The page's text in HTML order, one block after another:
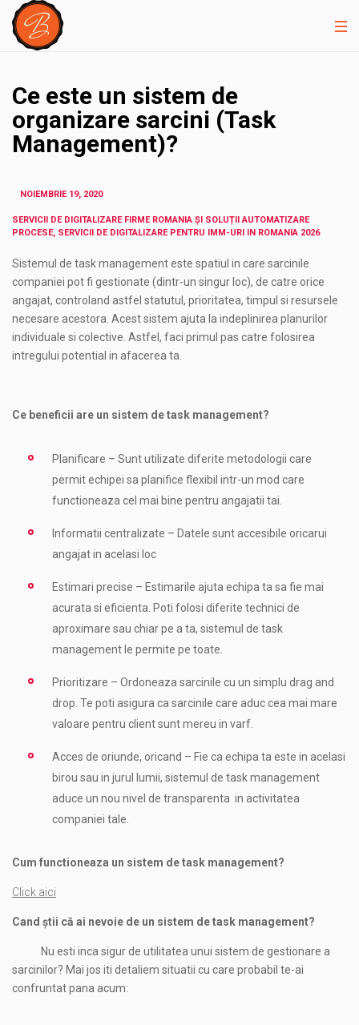
Ce este un sistem de
organizare sarcini (Task
Management)?
NOIEMBRIE 19, 2020
SERVICII DE DIGITALIZARE FIRME ROMANIA ȘI SOLUȚII AUTOMATIZARE
PROCESE, SERVICII DE DIGITALIZARE PENTRU IMM-URI IN ROMANIA 2026
Sistemul de task management este spatiul in care sarcinile
companiei pot fi gestionate (dintr-un singur loc), de catre orice
angajat, controland astfel statutul, prioritatea, timpul si resursele
necesare acestora. Acest sistem ajuta la indeplinirea planurilor
individuale si colective. Astfel, faci primul pas catre folosirea
intregului potential in afacerea ta.
Ce beneficii are un sistem de task management?
Planificare – Sunt utilizate diferite metodologii care
permit echipei sa planifice flexibil intr-un mod care
functioneaza cel mai bine pentru angajatii tai.
Informatii centralizate – Datele sunt accesibile oricarui
angajat in acelasi loc
Estimari precise – Estimarile ajuta echipa ta sa fie mai
acurata si eficienta. Poti folosi diferite technici de
aproximare sau chiar pe a ta, sistemul de task
management le permite pe toate.
Prioritizare – Ordoneaza sarcinile cu un simplu drag and
drop. Te poti asigura ca sarcinile care aduc cea mai mare
valoare pentru client sunt mereu in varf.
Acces de oriunde, oricand – Fie ca echipa ta este in acelasi
birou sau in jurul lumii, sistemul de task management
aduce un nou nivel de transparenta in activitatea
companiei tale.
Cum functioneaza un sistem de task management?
Click aici
Cand știi că ai nevoie de un sistem de task management?
Nu esti inca sigur de utilitatea unui sistem de gestionare a
sarcinilor? Mai jos iti detaliem situatii cu care probabil te-ai
confruntat pana acum: